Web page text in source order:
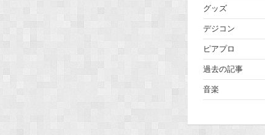
グッズ
デジコン
ピアプロ
過去の記事
音楽